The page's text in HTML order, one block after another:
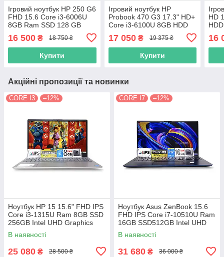
Ігровий ноутбук HP 250 G6
FHD 15.6 Core i3-6006U
8GB Ram SSD 128 GB
2GB
16 500 ₴ 18 750 ₴
Купити
Ігровий ноутбук HP
Probook 470 G3 17.3" HD+
Сore i3-6100U 8GB HDD
500GB AMD RADEON R7
M340
17 050₴ 19 375 ₴
Купити
HD
16
Акційні пропозиції та новинки
CORE I3 –12%
Ноутбук HP 15 15.6" FHD IPS
Сore i3-1315U Ram 8GB SSD
256GB Intel UHD Graphics
В наявності
25 080 ₴ 28 500 ₴
CORE I7 –12%
Ноутбук Asus ZenBook 15.6
FHD IPS Core i7-10510U Ram
16GB SSD512GB Intel UHD
Graphics
В наявності
31 680 ₴ 36 000 ₴